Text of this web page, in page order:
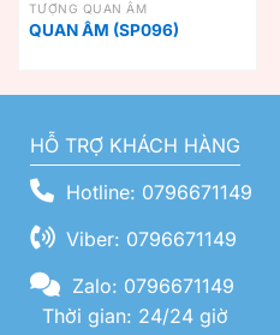
TƯỢNG QUAN ÂM
QUAN ÂM (SP096)
HỖ TRỢ KHÁCH HÀNG
Hotline: 0796671149
Viber: 0796671149
Zalo: 0796671149
Thời gian: 24/24 giờ